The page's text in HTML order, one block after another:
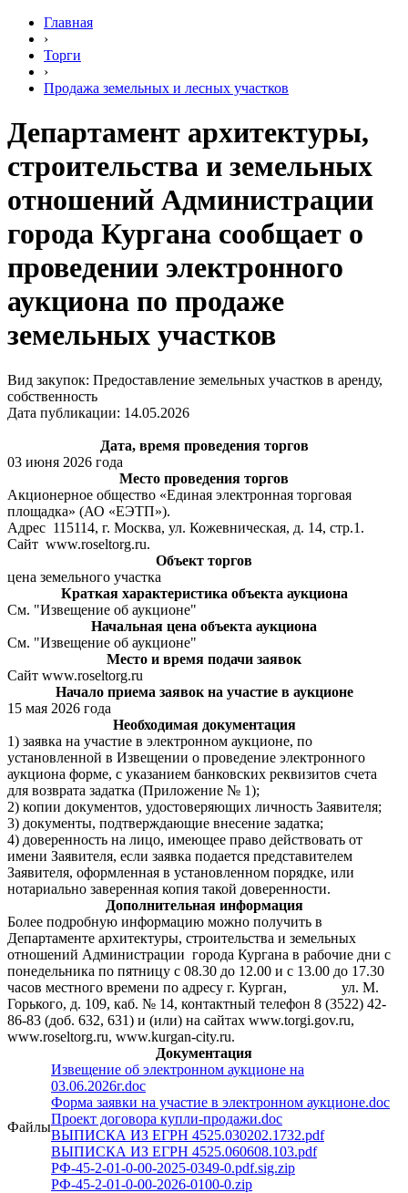
Главная
›
Торги
›
Продажа земельных и лесных участков
Департамент архитектуры,
строительства и земельных
отношений Администрации
города Кургана сообщает о
проведении электронного
аукциона по продаже
земельных участков
Вид закупок: Предоставление земельных участков в аренду,
собственность
Дата публикации: 14.05.2026
Дата, время проведения торгов
03 июня 2026 года
Место проведения торгов
Акционерное общество «Единая электронная торговая
площадка» (АО «ЕЭТП»).
Адрес 115114, г. Москва, ул. Кожевническая, д. 14, стр.1.
Сайт www.roseltorg.ru.
Объект торгов
цена земельного участка
Краткая характеристика объекта аукциона
См. "Извещение об аукционе"
Начальная цена объекта аукциона
См. "Извещение об аукционе"
Место и время подачи заявок
Сайт www.roseltorg.ru
Начало приема заявок на участие в аукционе
15 мая 2026 года
Необходимая документация
1) заявка на участие в электронном аукционе, по
установленной в Извещении о проведение электронного
аукциона форме, с указанием банковских реквизитов счета
для возврата задатка (Приложение № 1);
2) копии документов, удостоверяющих личность Заявителя;
3) документы, подтверждающие внесение задатка;
4) доверенность на лицо, имеющее право действовать от
имени Заявителя, если заявка подается представителем
Заявителя, оформленная в установленном порядке, или
нотариально заверенная копия такой доверенности.
Дополнительная информация
Более подробную информацию можно получить в
Департаменте архитектуры, строительства и земельных
отношений Администрации города Кургана в рабочие дни с
понедельника по пятницу с 08.30 до 12.00 и с 13.00 до 17.30
часов местного времени по адресу г. Курган, ул. М.
Горького, д. 109, каб. № 14, контактный телефон 8 (3522) 42-
86-83 (доб. 632, 631) и (или) на сайтах www.torgi.gov.ru,
www.roseltorg.ru, www.kurgan-city.ru.
Документация
Файлы
Извещение об электронном аукционе на
03.06.2026г.doc
Форма заявки на участие в электронном аукционе.doc
Проект договора купли-продажи.doc
ВЫПИСКА ИЗ ЕГРН 4525.030202.1732.pdf
ВЫПИСКА ИЗ ЕГРН 4525.060608.103.pdf
РФ-45-2-01-0-00-2025-0349-0.pdf.sig.zip
РФ-45-2-01-0-00-2026-0100-0.zip